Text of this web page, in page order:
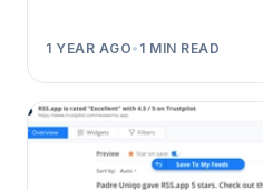
1 YEAR AGO• 1 MIN READ